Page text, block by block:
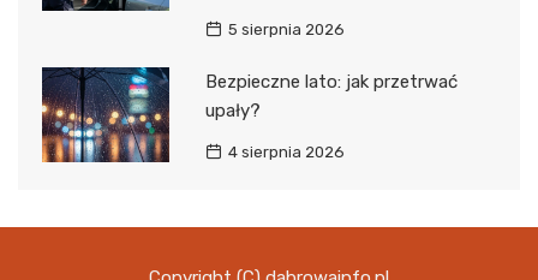
5 sierpnia 2026
Bezpieczne lato: jak przetrwać
upały?
4 sierpnia 2026